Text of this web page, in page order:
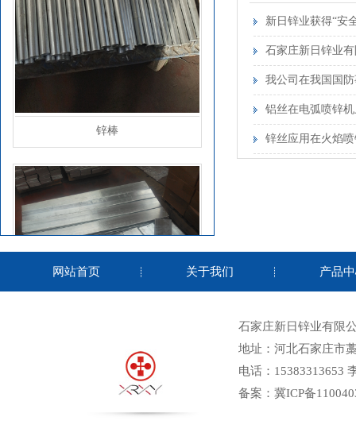
新日锌业获得“安
石家庄新日锌业
锌基合金项目 进
我公司在我国国
铝丝在电弧喷锌
锌丝应用在火焰
网站首页 关于我们 产品
石家庄新日锌业有限
地址：河北石家庄市
电话：15383313653
备案： 冀ICP备